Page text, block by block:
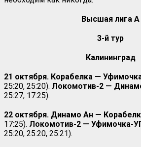
Высшая лига А
3-й тур
Калининград
21 октября. Корабелка —
25:20, 25:20). Локомотив-2 —
25:27, 17:25).
22 октября. Динамо Ан —
17:25). Локомотив-2 — Уфимочка-
25:20, 25:20, 25:21).